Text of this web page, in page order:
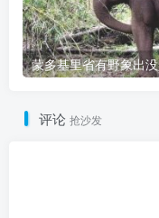
蒙多基里省有野象出没
评论 抢沙发